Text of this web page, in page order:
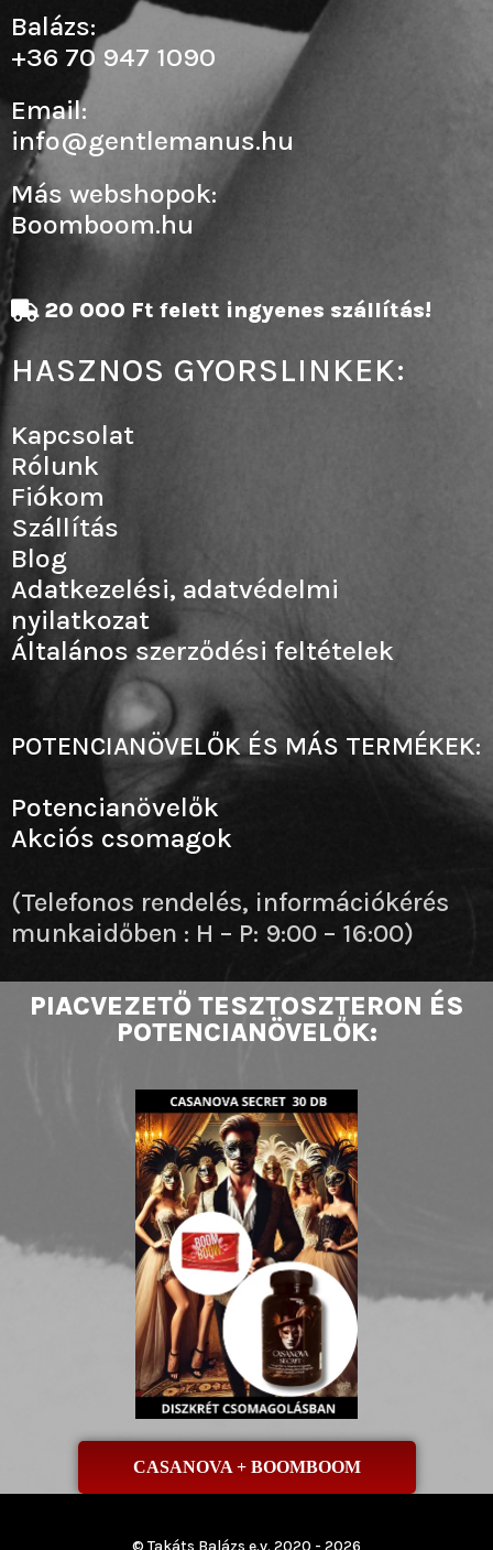
PIACVEZETŐ TESZTOSZTERON ÉS
POTENCIANÖVELŐK:
CASANOVA + BOOMBOOM
20 000 Ft felett ingyenes szállítás!
HASZNOS GYORSLINKEK:
Kapcsolat
Rólunk
Fiókom
Szállítás
Blog
Adatkezelési, adatvédelmi
nyilatkozat
Általános szerződési feltételek
POTENCIANÖVELŐK ÉS MÁS TERMÉKEK:
Potencianövelők
Akciós csomagok
(Telefonos rendelés, információkérés
munkaidőben : H – P: 9:00 – 16:00)
Balázs:
+36 70 947 1090
Email:
info@gentlemanus.hu
Más webshopok:
Boomboom.hu
© Takáts Balázs e.v. 2020 - 2026